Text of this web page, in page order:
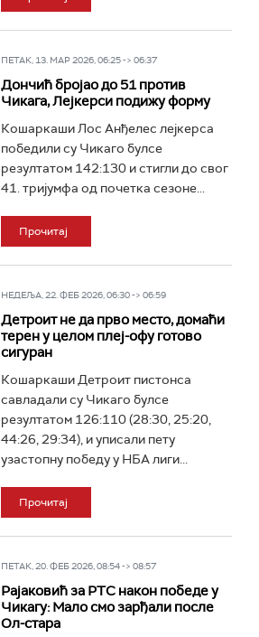
ПЕТАК, 13. МАР 2026, 06:25 -> 06:37
Дончић бројао до 51 против
Чикага, Лејкерси подижу форму
Кошаркаши Лос Анђелес лејкерса
победили су Чикаго булсе
резултатом 142:130 и стигли до свог
41. тријумфа од почетка сезоне...
Прочитај
НЕДЕЉА, 22. ФЕБ 2026, 06:30 -> 06:59
Детроит не да прво место, домаћи
терен у целом плеј-офу готово
сигуран
Кошаркаши Детроит пистонса
савладали су Чикаго булсе
резултатом 126:110 (28:30, 25:20,
44:26, 29:34), и уписали пету
узастопну победу у НБА лиги...
Прочитај
ПЕТАК, 20. ФЕБ 2026, 08:54 -> 08:57
Рајаковић за РТС након победе у
Чикагу: Мало смо зарђали после
Ол-стара